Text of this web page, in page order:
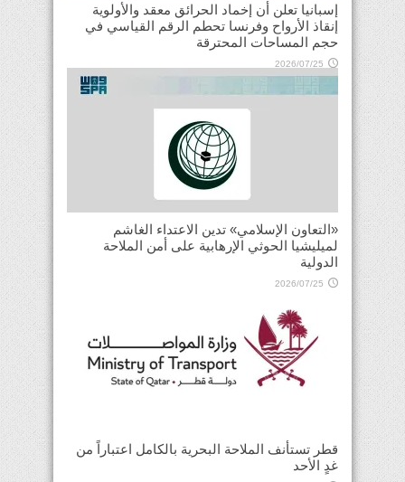
إسبانيا تعلن أن إخماد الحرائق معقد والأولوية
إنقاذ الأرواح وفرنسا تحطم الرقم القياسي في
حجم المساحات المحترقة
2026/07/25
«التعاون الإسلامي» تدين الاعتداء الغاشم
لميليشيا الحوثي الإرهابية على أمن الملاحة
الدولية
2026/07/25
قطر تستأنف الملاحة البحرية بالكامل اعتباراً من
غدٍ الأحد